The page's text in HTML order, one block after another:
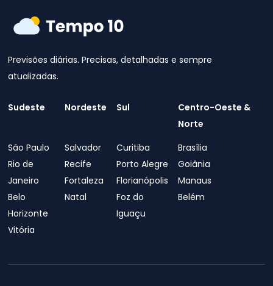
Previsões diárias. Precisas, detalhadas e sempre
atualizadas.
Sudeste
São Paulo
Rio de
Janeiro
Belo
Horizonte
Vitória
Nordeste
Salvador
Recife
Fortaleza
Natal
Sul
Curitiba
Porto Alegre
Florianópolis
Foz do
Iguaçu
Centro-Oeste &
Norte
Brasília
Goiânia
Manaus
Belém